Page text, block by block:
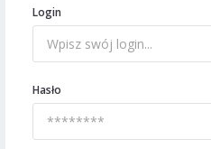
Login
Hasło